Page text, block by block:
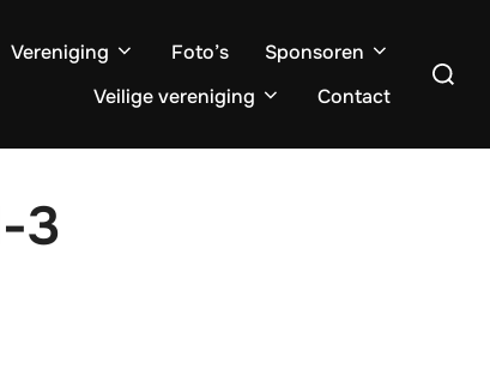
Vereniging Foto’s
Sponsoren
Veilige vereniging
Contact
Zoek
naar:
3